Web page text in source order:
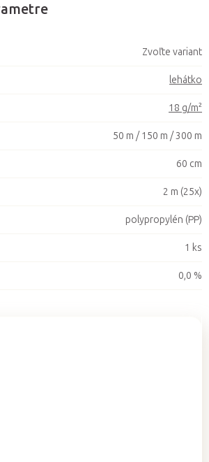
Zvoľte variant
lehátko
18 g/m²
50 m / 150 m / 300 m
60 cm
2 m (25x)
polypropylén (PP)
1 ks
0,0 %